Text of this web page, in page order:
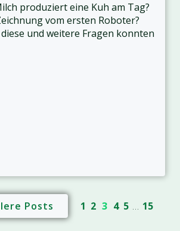
produziert eine Kuh am Tag?
vom ersten Roboter?
und weitere Fragen konnten
Posts 1 2 3 4 5 … 15